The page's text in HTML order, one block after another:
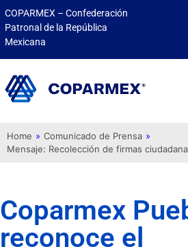
COPARMEX – Confederación
Patronal de la República
Mexicana
Home » Comunicado de Prensa »
Mensaje: Recolección de firmas
Coparmex
reconoce el